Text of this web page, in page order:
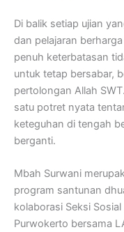
Di balik setiap ujian
dan pelajaran
penuh keterbatasan
untuk tetap bersabar,
pertolongan Allah
satu potret nyata
keteguhan di tengah
berganti.
Mbah Surwani
program santunan
kolaborasi Seksi
Purwokerto bersama